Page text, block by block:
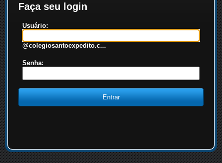
Faça seu login
Usuário:
@colegiosantoexpedito.c...
Senha: